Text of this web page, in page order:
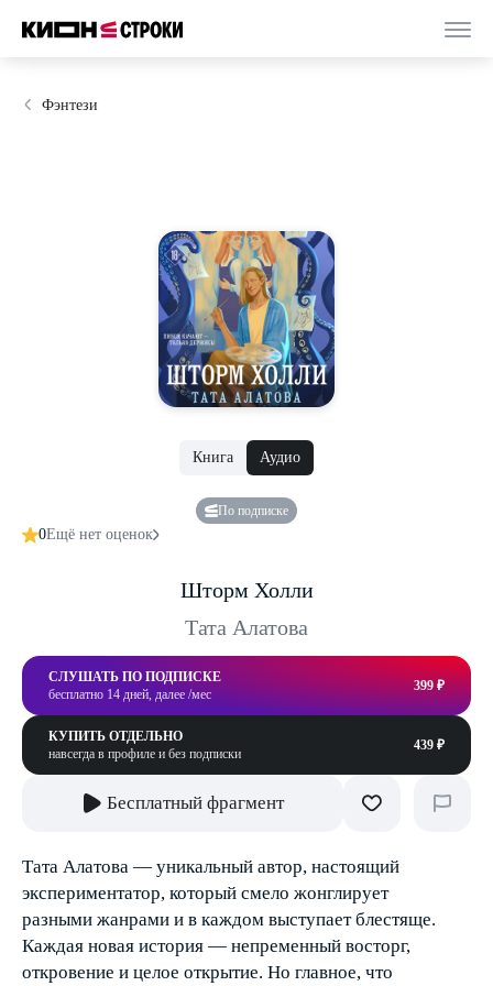
Фэнтези
Книга Аудио
По подписке
0Ещё нет оценок
Шторм Холли
Тата Алатова
СЛУШАТЬ ПО ПОДПИСКЕ
бесплатно 14 дней, далее /мес
399 ₽
КУПИТЬ ОТДЕЛЬНО
навсегда в профиле и без подписки
439 ₽
Бесплатный фрагмент
Тата Алатова — уникальный автор, настоящий
экспериментатор, который смело жонглирует
разными жанрами и в каждом выступает блестяще.
Каждая новая история — непременный восторг,
откровение и целое открытие. Но главное, что